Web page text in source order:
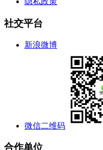
社交平台
新浪微博
微信二维码
合作单位